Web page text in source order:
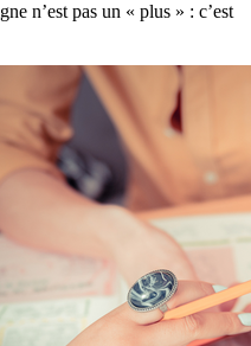
n’est pas un « plus » : c’est